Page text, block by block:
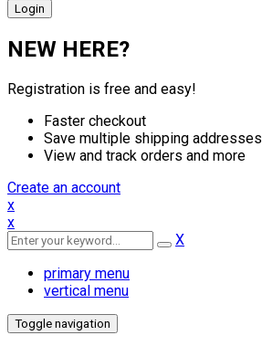
NEW HERE?
Registration is free and easy!
Faster checkout
Save multiple shipping addresses
View and track orders and more
Create an account
x
x
X
primary menu
vertical menu
Toggle navigation